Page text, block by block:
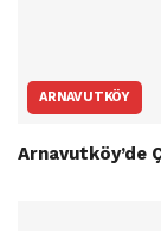
ARNAVUTKÖY
Arnavutköy’de